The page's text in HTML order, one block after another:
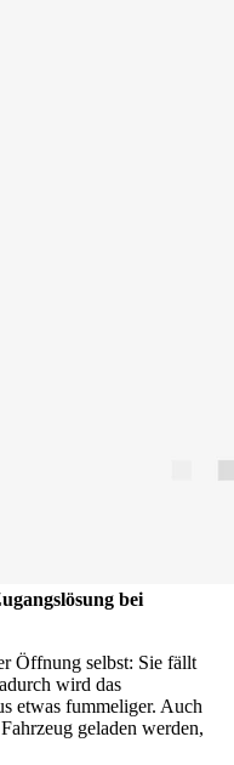
bei
Öffnung selbst: Sie fällt
wird das
etwas fummeliger. Auch
geladen werden,